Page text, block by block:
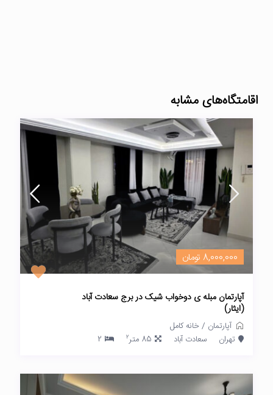
اقامتگاه‌های مشابه
8,000,000 تومان
آپارتمان مبله ی دوخواب شیک در برج سعادت آباد
(ایثار)
آپارتمان /خانه کامل
تهران
سعادت آباد 85 متر 2
2